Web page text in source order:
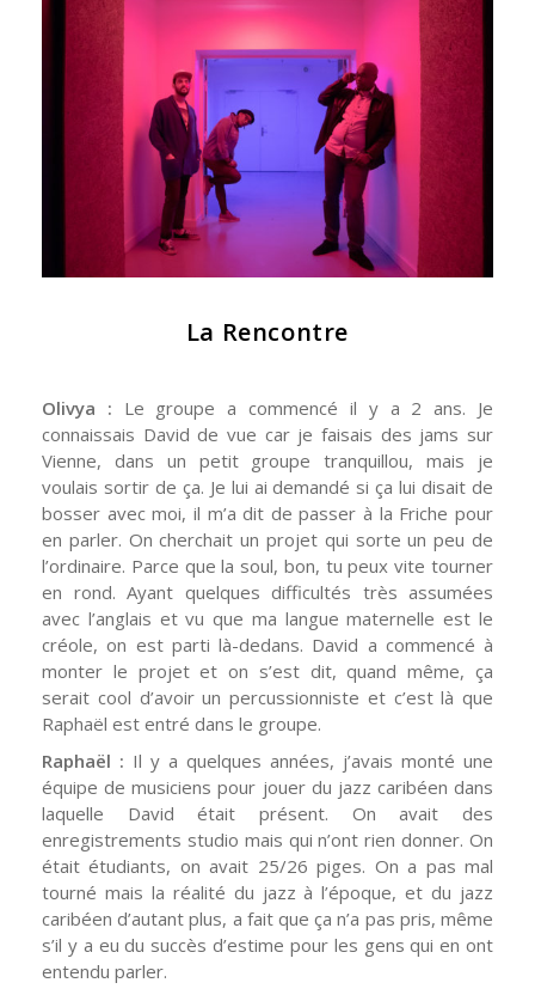
La Rencontre
Olivya : Le groupe a commencé il y a 2 ans. Je
connaissais David de vue car je faisais des jams sur
Vienne, dans un petit groupe tranquillou, mais je
voulais sortir de ça. Je lui ai demandé si ça lui disait de
bosser avec moi, il m’a dit de passer à la Friche pour
en parler. On cherchait un projet qui sorte un peu de
l’ordinaire. Parce que la soul, bon, tu peux vite tourner
en rond. Ayant quelques difficultés très assumées
avec l’anglais et vu que ma langue maternelle est le
créole, on est parti là-dedans. David a commencé à
monter le projet et on s’est dit, quand même, ça
serait cool d’avoir un percussionniste et c’est là que
Raphaël est entré dans le groupe.
Raphaël : Il y a quelques années, j’avais monté une
équipe de musiciens pour jouer du jazz caribéen dans
laquelle David était présent. On avait des
enregistrements studio mais qui n’ont rien donner. On
était étudiants, on avait 25/26 piges. On a pas mal
tourné mais la réalité du jazz à l’époque, et du jazz
caribéen d’autant plus, a fait que ça n’a pas pris, même
s’il y a eu du succès d’estime pour les gens qui en ont
entendu parler.